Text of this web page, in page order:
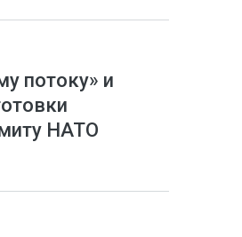
потоку» и
НАТО